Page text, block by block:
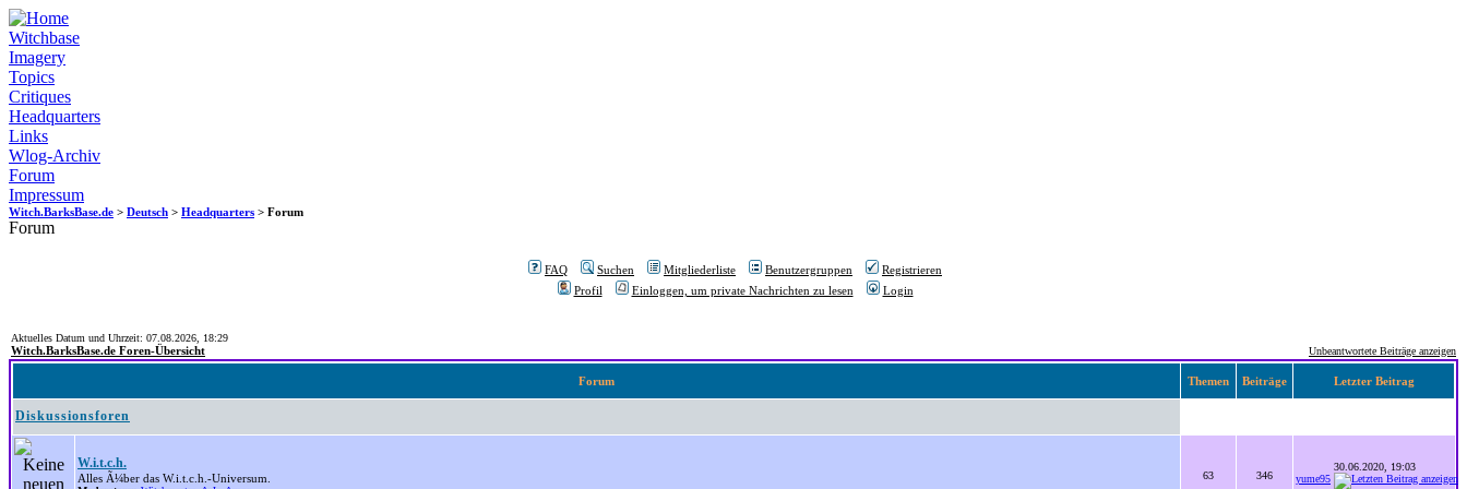
Witchbase
Imagery
Topics
Critiques
Headquarters
Links
Wlog-Archiv
Forum
Impressum
Witch.BarksBase.de > Deutsch > Headquarters > Forum
Forum
FAQ Suchen Mitgliederliste Benutzergruppen
Registrieren
Profil
Einloggen, um private Nachrichten zu lesen Login
Aktuelles Datum und Uhrzeit: 07.08.2026, 18:29
Witch.BarksBase.de Foren-Übersicht Unbeantwortete Beiträge anzeigen
Forum Themen Beiträge Letzter Beitrag
Diskussionsforen
W.i.t.c.h.
Alles Ã¼ber das W.i.t.c.h.-Universum. 63 346
30.06.2020, 19:03
yume95